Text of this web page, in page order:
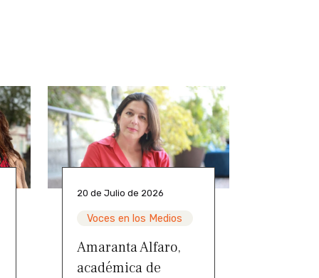
20 de Julio de 2026
Voces en los Medios
Amaranta Alfaro,
académica de